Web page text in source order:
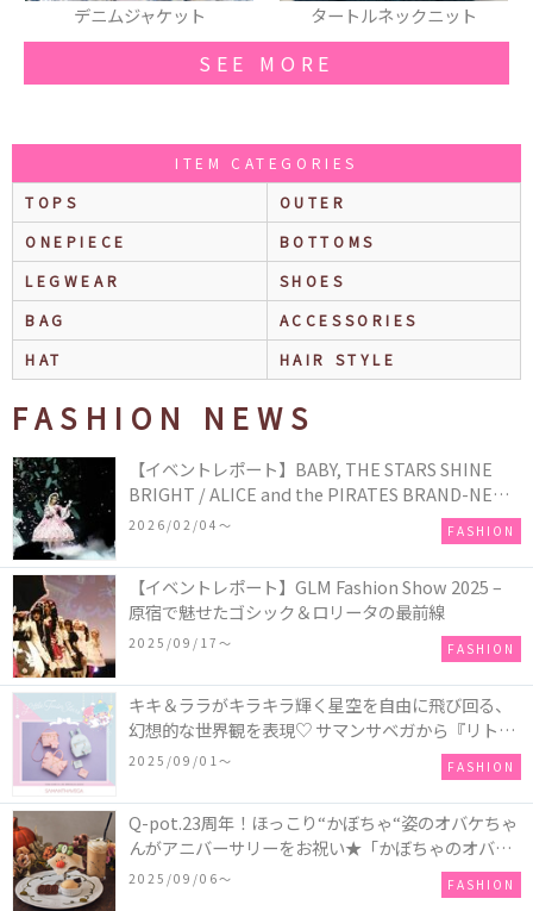
デニムジャケット タートルネックニット
SEE MORE
ITEM CATEGORIES
TOPS
OUTER
ONEPIECE
BOTTOMS
LEGWEAR
SHOES
BAG
ACCESSORIES
HAT
HAIR STYLE
FASHION NEWS
【イベントレポート】BABY, THE STARS SHINE
BRIGHT / ALICE and the PIRATES BRAND-NEW
COLLECTION in TOKYO
2026/02/04〜 FASHION
【イベントレポート】GLM Fashion Show 2025 –
原宿で魅せたゴシック＆ロリータの最前線
2025/09/17〜 FASHION
キキ＆ララがキラキラ輝く星空を自由に飛び回る、
幻想的な世界観を表現♡ サマンサベガから『リトル
ツインスターズ』50周年アニバーサリーイヤー』を
2025/09/01〜 FASHION
Q-pot.23周年！ほっこり“かぼちゃ“姿のオバケちゃ
んがアニバーサリーをお祝い★「かぼちゃのオバケ
ーキアクセサリー」が新発売！Q-pot CAFE.では
「かぼちゃのオバケーキプレート」も登場
2025/09/06〜 FASHION